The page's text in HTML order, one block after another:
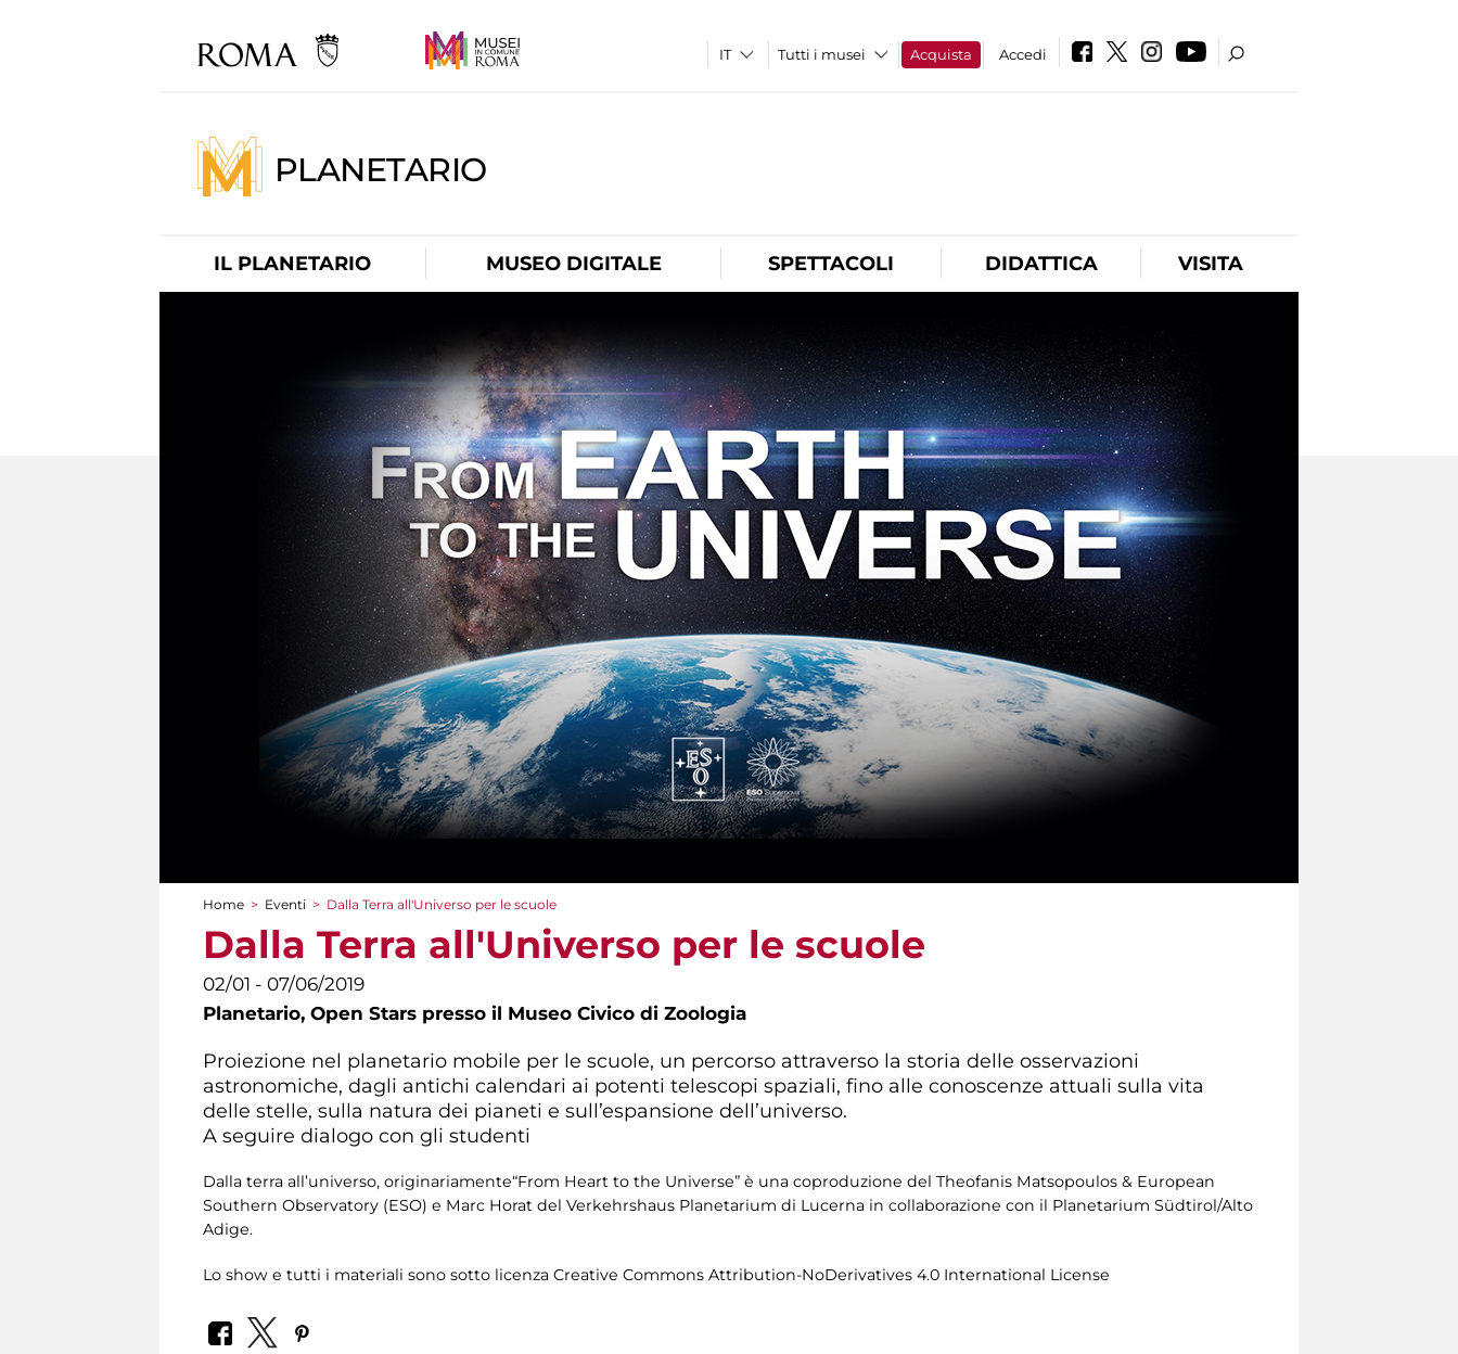
Tutti i musei Acquista Accedi
PLANETARIO
IL PLANETARIO MUSEO DIGITALE SPETTACOLI DIDATTICA VISITA
Tu sei qui
Home > Eventi > Dalla Terra all'Universo per le scuole
Dalla Terra all'Universo per le scuole
02/01 - 07/06/2019
Planetario, Open Stars presso il Museo Civico di Zoologia
Proiezione nel planetario mobile per le scuole, un percorso attraverso la storia delle osservazioni
astronomiche, dagli antichi calendari ai potenti telescopi spaziali, fino alle conoscenze attuali sulla vita
delle stelle, sulla natura dei pianeti e sull’espansione dell’universo.
A seguire dialogo con gli studenti
Dalla terra all’universo, originariamente“From Heart to the Universe” è una coproduzione del Theofanis Matsopoulos & European
Southern Observatory (ESO) e Marc Horat del Verkehrshaus Planetarium di Lucerna in collaborazione con il Planetarium Südtirol/Alto
Adige.
Lo show e tutti i materiali sono sotto licenza Creative Commons Attribution-NoDerivatives 4.0 International License